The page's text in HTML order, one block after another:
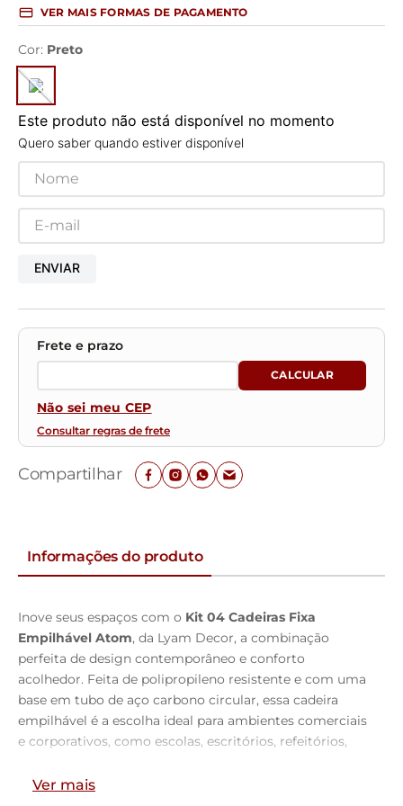
VER MAIS FORMAS DE PAGAMENTO
Cor: Preto
Este produto não está disponível no momento
Quero saber quando estiver disponível
ENVIAR
Não sei meu CEP
Consultar regras de frete
Compartilhar
Informações do produto
Inove seus espaços com o Kit 04 Cadeiras Fixa
Empilhável Atom, da Lyam Decor, a combinação
perfeita de design contemporâneo e conforto
acolhedor. Feita de polipropileno resistente e com uma
base em tubo de aço carbono circular, essa cadeira
empilhável é a escolha ideal para ambientes comerciais
e corporativos, como escolas, escritórios, refeitórios,
Ver mais